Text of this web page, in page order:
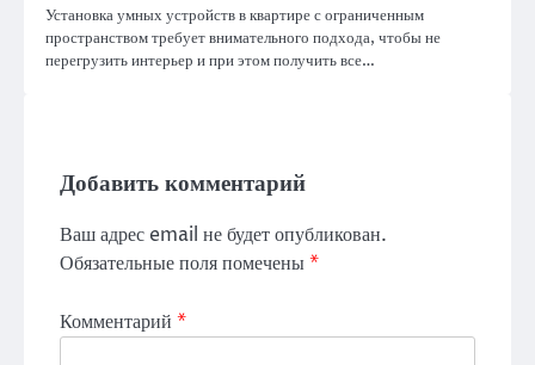
Установка умных устройств в квартире с ограниченным
пространством требует внимательного подхода, чтобы не
перегрузить интерьер и при этом получить все…
Добавить комментарий
Ваш адрес email не будет опубликован.
Обязательные поля помечены*
Комментарий *